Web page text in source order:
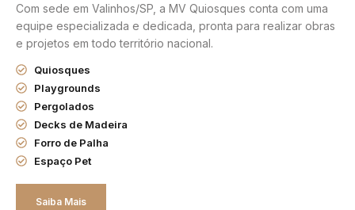
Com sede em Valinhos/SP, a MV Quiosques conta com uma
equipe especializada e dedicada, pronta para realizar obras
e projetos em todo território nacional.
Quiosques
Playgrounds
Pergolados
Decks de Madeira
Forro de Palha
Espaço Pet
Saiba Mais